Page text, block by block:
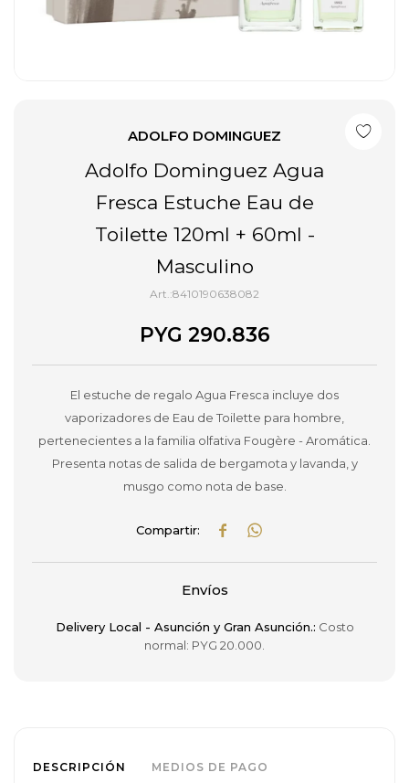
ADOLFO DOMINGUEZ
Adolfo Dominguez Agua
Fresca Estuche Eau de
Toilette 120ml + 60ml -
Masculino
8410190638082
PYG 290.836
El estuche de regalo Agua Fresca incluye dos
vaporizadores de Eau de Toilette para hombre,
pertenecientes a la familia olfativa Fougère - Aromática.
Presenta notas de salida de bergamota y lavanda, y
musgo como nota de base.
 
Envíos
Delivery Local - Asunción y Gran Asunción.: Costo
normal: PYG 20.000.
DESCRIPCIÓN MEDIOS DE PAGO